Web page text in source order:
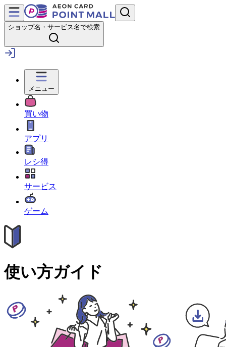
ショップ名・サービス名で検索
メニュー
買い物
アプリ
レシ得
サービス
ゲーム
使い方ガイド